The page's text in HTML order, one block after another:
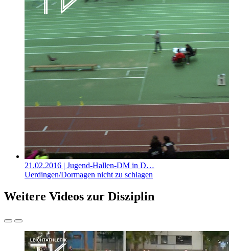
21.02.2016 | Jugend-Hallen-DM in D…
Uerdingen/Dormagen nicht zu schlagen
Weitere Videos zur Disziplin